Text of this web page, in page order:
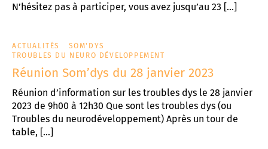
N’hésitez pas à participer, vous avez jusqu’au 23 […]
ACTUALITÉS
SOM'DYS
TROUBLES DU NEURO DÉVELOPPEMENT
Réunion Som’dys du 28 janvier 2023
Réunion d’information sur les troubles dys le 28 janvier
2023 de 9h00 à 12h30 Que sont les troubles dys (ou
Troubles du neurodéveloppement) Après un tour de
table, […]